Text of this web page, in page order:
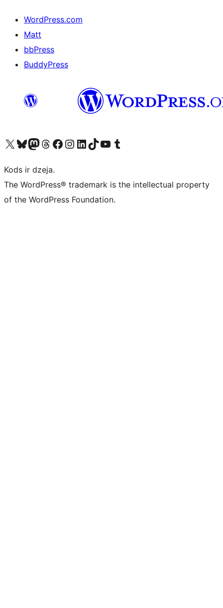
WordPress.com
Matt
bbPress
BuddyPress
Apmeklējiet mūsu X (agrāk Twitter) kontu
Apmeklējiet mūsu Bluesky kontu
Apmeklējiet mūsu Mastodon kontu
Apmeklējiet mūsu Threads kontu
Apmeklējiet mūsu Facebook lapuApmeklējiet mūsu Instagram kontu
Apmeklējiet mūsu LinkedIn kontu
Apmeklējiet mūsu TikTok kontu
Apmeklējiet mūsu YouTube kanālu
Apmeklējiet mūsu Tumblr kontu
Kods ir dzeja.
The WordPress® trademark is the intellectual property
of the WordPress Foundation.